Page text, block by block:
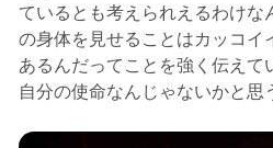
ているとも考えられえるわけな
の身体を見せることはカッコイ
あるんだってことを強く伝えて
自分の使命なんじゃないかと思